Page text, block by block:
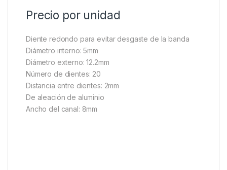
Precio por unidad
Diente redondo para evitar desgaste de la banda
Diámetro interno: 5mm
Diámetro externo: 12.2mm
Número de dientes: 20
Distancia entre dientes: 2mm
De aleación de aluminio
Ancho del canal: 8mm